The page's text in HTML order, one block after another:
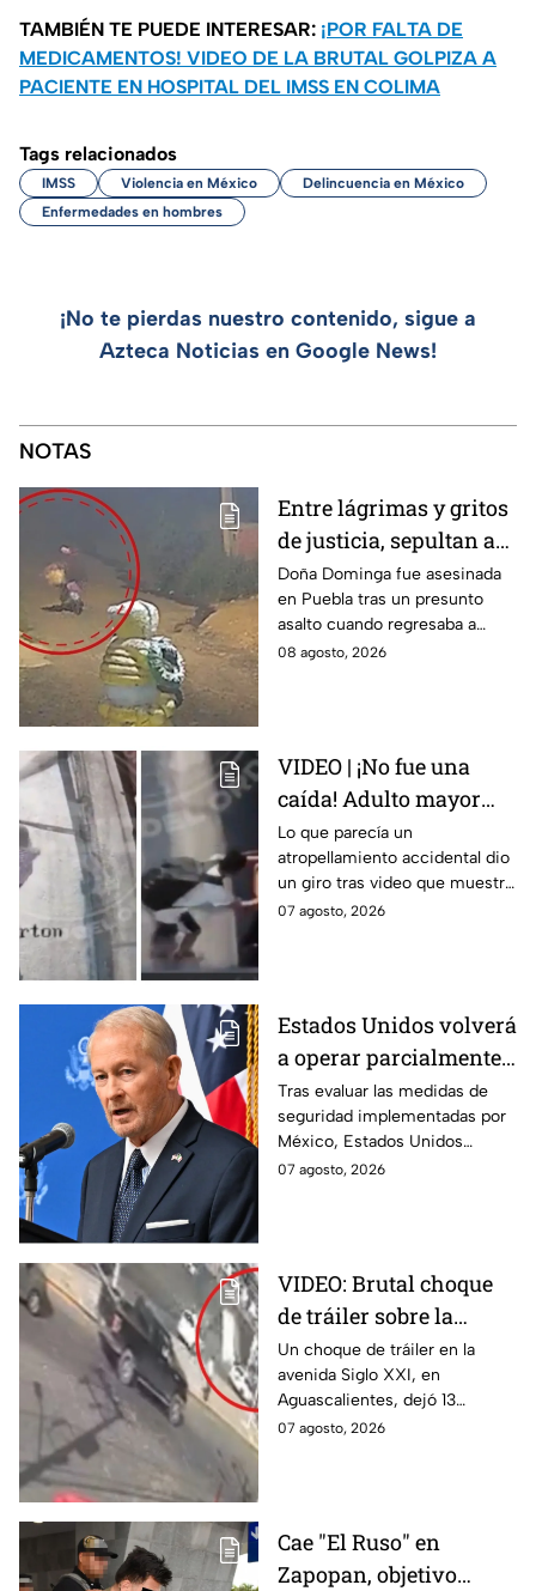
TAMBIÉN TE PUEDE INTERESAR: ¡POR FALTA DE
MEDICAMENTOS! VIDEO DE LA BRUTAL GOLPIZA A
PACIENTE EN HOSPITAL DEL IMSS EN COLIMA
Tags relacionados
IMSS Violencia en México
Delincuencia en México
Enfermedades en hombres
¡No te pierdas nuestro contenido, sigue a
Azteca Noticias en Google News!
NOTAS
Entre lágrimas y gritos
de justicia, sepultan a
doña Dominga, la
abuelita asesinada tras
asalto en Amozoc,
Puebla
Doña Dominga fue asesinada
en Puebla tras un presunto
asalto cuando regresaba a
casa; familiares y amigos la
08 agosto, 2026
VIDEO | ¡No fue una
caída! Adulto mayor
muere atropellado por
tráiler; joven lo empujó
en Monterrey
Lo que parecía un
atropellamiento accidental dio
un giro tras video que muestra
cómo un joven empujó a
07 agosto, 2026
Estados Unidos volverá
a operar parcialmente
en Michoacán tras
suspensión por
motivos de seguridad
Tras evaluar las medidas de
seguridad implementadas por
México, Estados Unidos
reanudará parcialmente sus
07 agosto, 2026
VIDEO: Brutal choque
de tráiler sobre la
avenida Siglo XXI en
Aguascalientes deja
varios heridos y
destrozos
Un choque de tráiler en la
avenida Siglo XXI, en
Aguascalientes, dejó 13
heridos y varios vehículos
07 agosto, 2026
Cae "El Ruso" en
Zapopan, objetivo